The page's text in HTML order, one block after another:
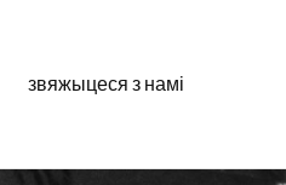
звяжыцеся з намі